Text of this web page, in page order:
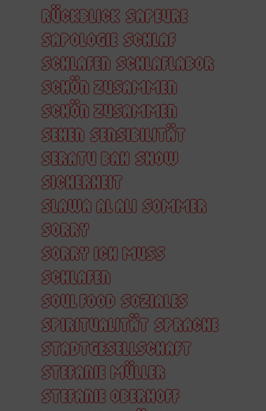
RÜCKBLICK SAPEURE
SAPOLOGIE SCHLAF
SCHLAFEN SCHLAFLABOR
SCHÖN ZUSAMMEN
SCHÖN ZUSAMMEN
SEHEN SENSIBILITÄT
SERATU BAH SHOW
SICHERHEIT
SLAWA AL ALI SOMMER
SORRY
SORRY ICH MUSS
SCHLAFEN
SOUL FOOD SOZIALES
SPIRITUALITÄT SPRACHE
STADTGESELLSCHAFT
STEFANIE MÜLLER
STEFANIE OBERHOFF